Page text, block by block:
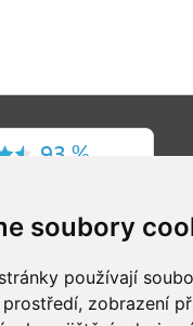
soubory
používají
zobrazení